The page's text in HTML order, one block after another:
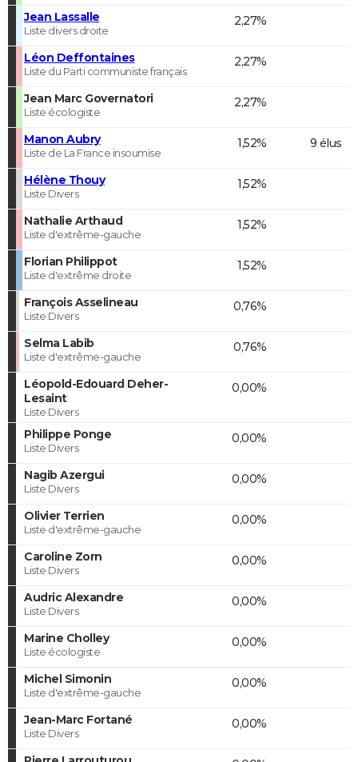
Jean Lassalle
Liste divers droite
2,27%
Léon Deffontaines
Liste du Parti communiste français
2,27%
Jean Marc Governatori
Liste écologiste
2,27%
Manon Aubry
Liste de La France insoumise
1,52% 9 élus
Hélène Thouy
Liste Divers
1,52%
Nathalie Arthaud
Liste d'extrême-gauche
1,52%
Florian Philippot
Liste d'extrême droite
1,52%
François Asselineau
Liste Divers
0,76%
Selma Labib
Liste d'extrême-gauche
0,76%
Léopold-Edouard Deher-
Lesaint
Liste Divers
0,00%
Philippe Ponge
Liste Divers
0,00%
Nagib Azergui
Liste Divers
0,00%
Olivier Terrien
Liste d'extrême-gauche
0,00%
Caroline Zorn
Liste Divers
0,00%
Audric Alexandre
Liste Divers
0,00%
Marine Cholley
Liste écologiste
0,00%
Michel Simonin
Liste d'extrême-gauche
0,00%
Jean-Marc Fortané
Liste Divers
0,00%